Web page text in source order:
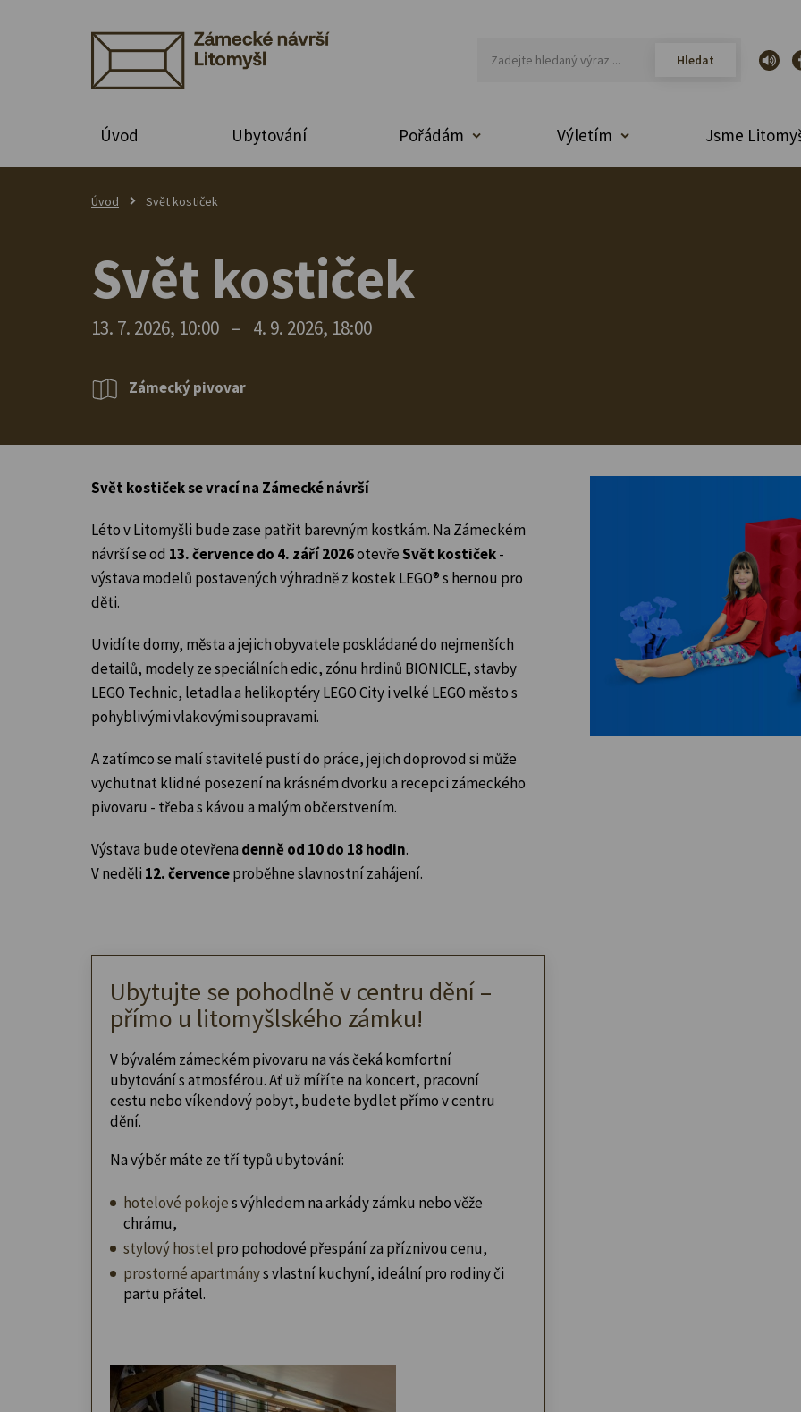
Úvod Ubytování Pořádám Výletím Jsme
Úvod Svět kostiček
Svět kostiček
13. 7. 2026, 10:00 – 4. 9. 2026, 18:00
Zámecký pivovar
Svět kostiček se vrací na Zámecké návrší
Léto v Litomyšli bude zase patřit barevným kostkám. Na Zámeckém
návrší se od 13. července do 4. září 2026otevřeSvět kostiček-
výstava modelů postavených výhradně z kostek LEGO® s hernou pro
děti.
Uvidíte domy, města a jejich obyvatele poskládané do nejmenších
detailů, modely ze speciálních edic, zónu hrdinů BIONICLE, stavby
LEGO Technic, letadla a helikoptéry LEGO City i velké LEGO město s
pohyblivými vlakovými soupravami.
A zatímco se malí stavitelé pustí do práce, jejich doprovod si může
vychutnat klidné posezení na krásném dvorku a recepci zámeckého
pivovaru - třeba s kávou a malým občerstvením.
Výstava bude otevřena denně od 10 do 18 hodin.
V neděli 12. červenceproběhne slavnostní zahájení.
Ubytujte se pohodlně v centru dění –
přímo u litomyšlského zámku!
V bývalém zámeckém pivovaru na vás čeká komfortní
ubytování s atmosférou. Ať už míříte na koncert, pracovní
cestu nebo víkendový pobyt, budete bydlet přímo v centru
dění.
Na výběr máte ze tří typů ubytování:
hotelové pokojes výhledem na arkády zámku nebo věže
chrámu,
stylový hostel pro pohodové přespání za příznivou cenu,
prostorné apartmánys vlastní kuchyní, ideální pro rodiny či
partu přátel.